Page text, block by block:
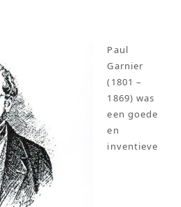
Paul
Garnier
(1801 –
1869) was
een goede
en
inventieve